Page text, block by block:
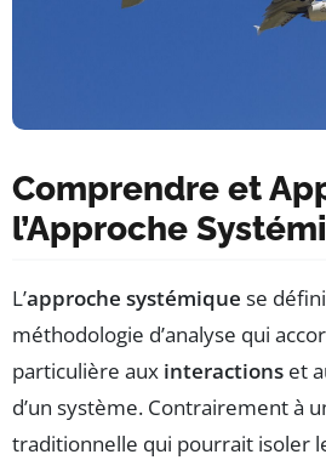
Comprendre et
l’Approche
L’approche systémique se
méthodologie d’analyse qui
particulière aux interactions et
d’un système. Contrairement à
traditionnelle qui pourrait isoler